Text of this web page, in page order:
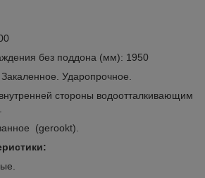
без поддона (мм): 1950
Ударопрочное.
стороны водоотталкивающим
(gerookt).